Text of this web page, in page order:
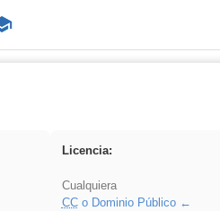
Licencia:
Cualquiera
CCo Dominio Público